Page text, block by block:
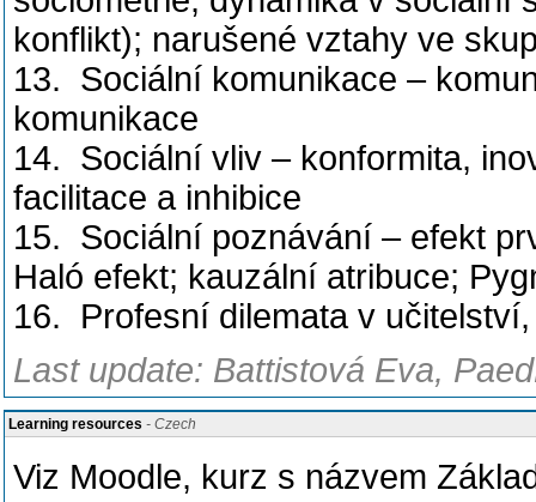
konflikt); narušené vztahy ve
13. Sociální komunikace –
komunikace
14. Sociální vliv – konformita,
facilitace a inhibice
15. Sociální poznávání – efekt
Haló efekt; kauzální atribuce;
16. Profesní dilemata v
Last update: Battistová Eva,
Learning resources - Czech
Viz Moodle, kurz s názvem